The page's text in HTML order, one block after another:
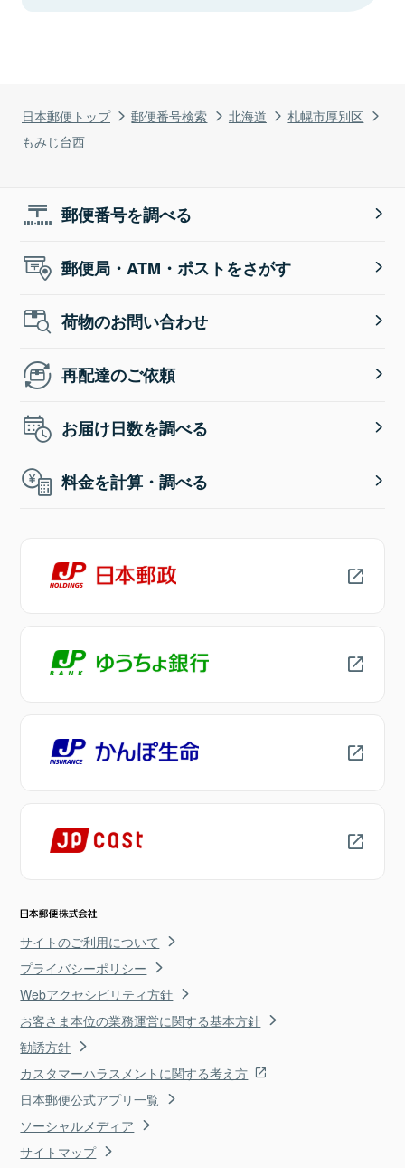
日本郵便トップ 郵便番号検索 北海道
札幌市厚別区
もみじ台西
郵便番号を調べる
郵便局・ATM・ポストをさがす
荷物のお問い合わせ
再配達のご依頼
お届け日数を調べる
料金を計算・調べる
サイトのご利用について
プライバシーポリシー
Webアクセシビリティ方針
お客さま本位の業務運営に関する基本方針
勧誘方針
カスタマーハラスメントに関する考え方
日本郵便公式アプリ一覧
ソーシャルメディア
サイトマップ